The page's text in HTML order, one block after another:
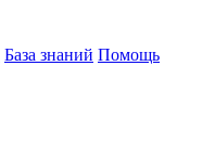
База знаний Помощь